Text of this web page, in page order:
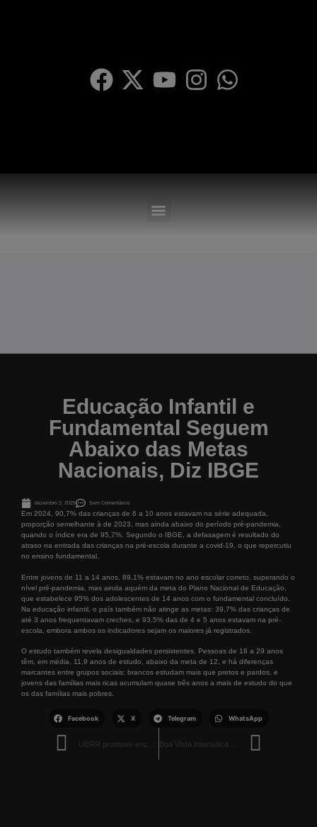
Educação Infantil e
Fundamental Seguem
Abaixo das Metas
Nacionais, Diz IBGE
dezembro 3, 2025 Sem Comentários
Em 2024, 90,7% das crianças de 6 a 10 anos estavam na série adequada,
proporção semelhante à de 2023, mas ainda abaixo do período pré-pandemia,
quando o índice era de 95,7%. Segundo o IBGE, a defasagem é resultado do
atraso na entrada das crianças na pré-escola durante a covid-19, o que repercutiu
no ensino fundamental.
Entre jovens de 11 a 14 anos, 89,1% estavam no ano escolar correto, superando o
nível pré-pandemia, mas ainda aquém da meta do Plano Nacional de Educação,
que estabelece 95% dos adolescentes de 14 anos com o fundamental concluído.
Na educação infantil, o país também não atinge as metas: 39,7% das crianças de
até 3 anos frequentavam creches, e 93,5% das de 4 e 5 anos estavam na pré-
escola, embora ambos os indicadores sejam os maiores já registrados.
O estudo também revela desigualdades persistentes. Pessoas de 18 a 29 anos
têm, em média, 11,9 anos de estudo, abaixo da meta de 12, e há diferenças
marcantes entre grupos sociais: brancos estudam mais que pretos e pardos, e
jovens das famílias mais ricas acumulam quase três anos a mais de estudo do que
os das famílias mais pobres.
Facebook X Telegram WhatsApp